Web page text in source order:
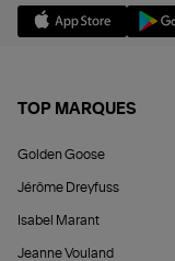
TOP MARQUES
Golden Goose
Jérôme Dreyfuss
Isabel Marant
Jeanne Vouland